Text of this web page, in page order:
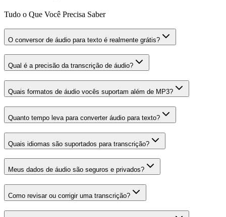
Tudo o Que Você Precisa Saber
O conversor de áudio para texto é realmente grátis?
Qual é a precisão da transcrição de áudio?
Quais formatos de áudio vocês suportam além de MP3?
Quanto tempo leva para converter áudio para texto?
Quais idiomas são suportados para transcrição?
Meus dados de áudio são seguros e privados?
Como revisar ou corrigir uma transcrição?